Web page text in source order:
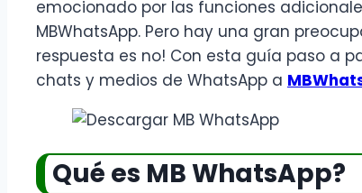
emocionado por las funciones
MBWhatsApp. Pero hay una gran
respuesta es no! Con esta guía paso a
chats y medios de WhatsApp a
Qué es MB WhatsApp?